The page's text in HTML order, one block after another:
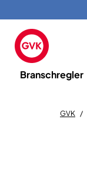
Branschregler
GVK